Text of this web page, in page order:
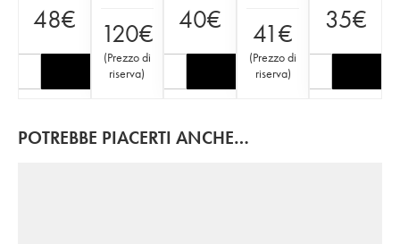
48€ 120€
(Prezzo di
riserva)
40€ 41€
(Prezzo di
riserva)
35€
POTREBBE PIACERTI ANCHE…